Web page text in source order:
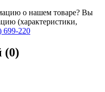
о нашем товаре? Вы
(характеристики,
699-220
(0)